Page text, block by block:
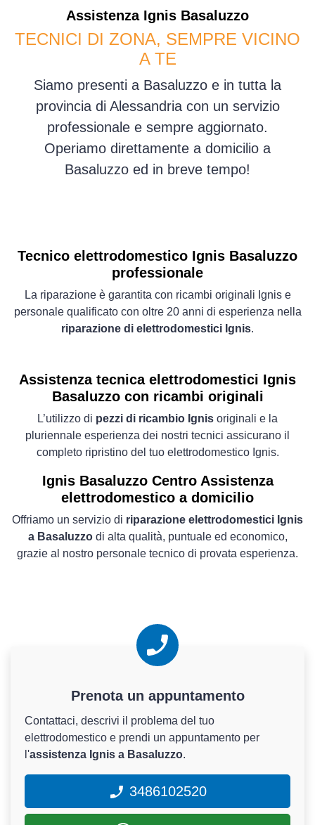
Assistenza Ignis Basaluzzo
TECNICI DI ZONA, SEMPRE VICINO
A TE
Siamo presenti a Basaluzzo e in tutta la
provincia di Alessandria con un servizio
professionale e sempre aggiornato.
Operiamo direttamente a domicilio a
Basaluzzo ed in breve tempo!
Tecnico elettrodomestico Ignis Basaluzzo
professionale
La riparazione è garantita con ricambi originali Ignis e
personale qualificato con oltre 20 anni di esperienza nella
riparazione di elettrodomestici Ignis.
Assistenza tecnica elettrodomestici Ignis
Basaluzzo con ricambi originali
L’utilizzo di pezzi di ricambio Ignis originali e la
pluriennale esperienza dei nostri tecnici assicurano il
completo ripristino del tuo elettrodomestico Ignis.
Ignis Basaluzzo Centro Assistenza
elettrodomestico a domicilio
Offriamo un servizio di riparazione elettrodomestici Ignis
a Basaluzzodi alta qualità, puntuale ed economico,
grazie al nostro personale tecnico di provata esperienza.
Prenota un appuntamento
Contattaci, descrivi il problema del tuo
elettrodomestico e prendi un appuntamento per
l'assistenza Ignis a Basaluzzo.
3486102520